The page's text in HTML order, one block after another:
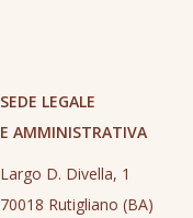
SEDE LEGALE
E AMMINISTRATIVA
Largo D. Divella, 1
70018 Rutigliano (BA)